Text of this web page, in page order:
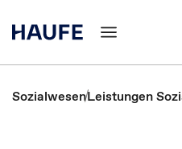
SozialwesenLeistungen